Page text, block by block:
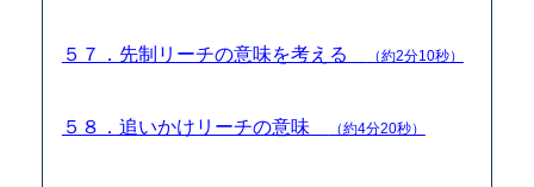
５７．先制リーチの意味を考える （約2分10秒）
５８．追いかけリーチの意味 （約4分20秒）